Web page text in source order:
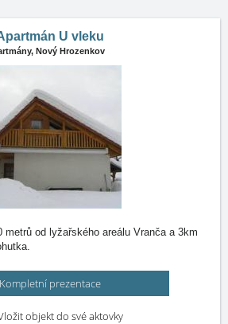
U vleku
Nový Hrozenkov
metrů od lyžařského areálu Vranča a 3km
Kompletní prezentace
objekt do své aktovky